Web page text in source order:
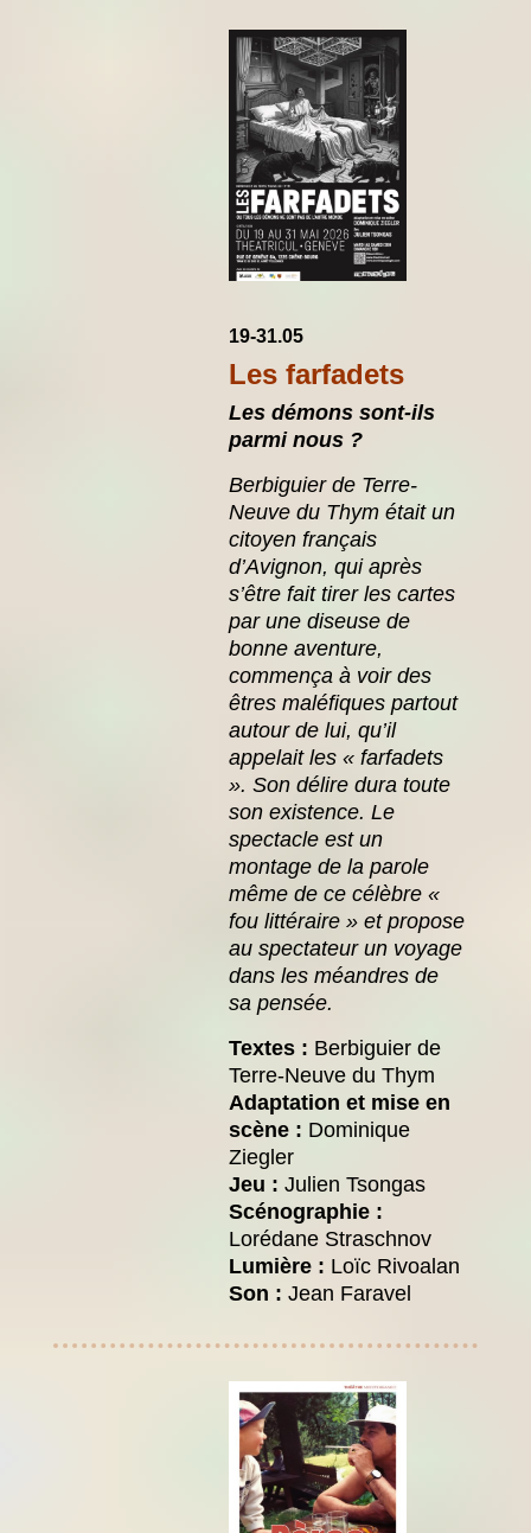
19-31.05
Les farfadets
Les démons sont-ils
parmi nous ?
Berbiguier de Terre-
Neuve du Thym était un
citoyen français
d’Avignon, qui après
s’être fait tirer les cartes
par une diseuse de
bonne aventure,
commença à voir des
êtres maléfiques partout
autour de lui, qu’il
appelait les « farfadets
». Son délire dura toute
son existence. Le
spectacle est un
montage de la parole
même de ce célèbre «
fou littéraire » et propose
au spectateur un voyage
dans les méandres de
sa pensée.
Textes : Berbiguier de
Terre-Neuve du Thym
Adaptation et mise en
scène : Dominique
Ziegler
Jeu : Julien Tsongas
Scénographie :
Lorédane Straschnov
Lumière : Loïc Rivoalan
Son : Jean Faravel